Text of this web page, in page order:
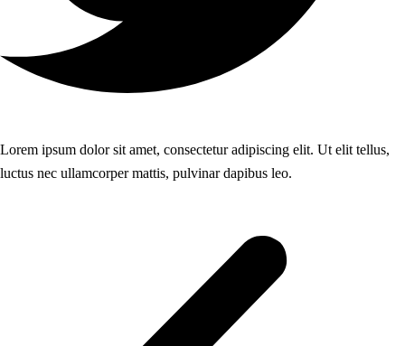
Lorem ipsum dolor sit amet, consectetur adipiscing elit. Ut elit tellus,
luctus nec ullamcorper mattis, pulvinar dapibus leo.